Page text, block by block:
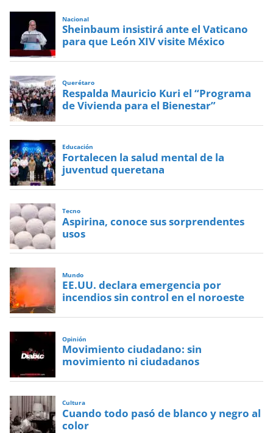
Nacional
Sheinbaum insistirá ante el Vaticano
para que León XIV visite México
Querétaro
Respalda Mauricio Kuri el “Programa
de Vivienda para el Bienestar”
Educación
Fortalecen la salud mental de la
juventud queretana
Tecno
Aspirina, conoce sus sorprendentes
usos
Mundo
EE.UU. declara emergencia por
incendios sin control en el noroeste
Opinión
Movimiento ciudadano: sin
movimiento ni ciudadanos
Cultura
Cuando todo pasó de blanco y negro al
color